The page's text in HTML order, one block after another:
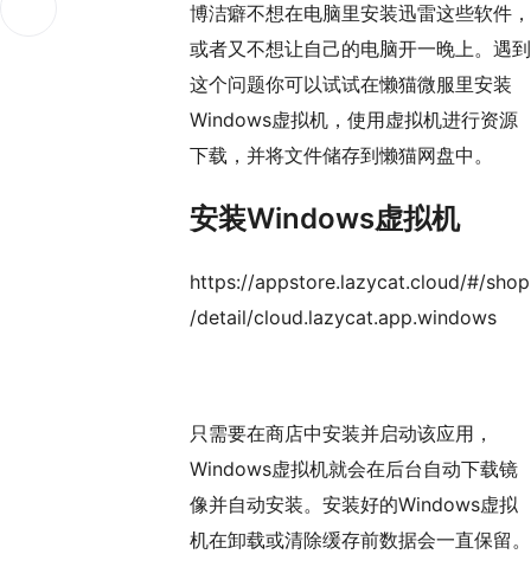
博洁癖不想在电脑里安装迅雷这些软件，
或者又不想让自己的电脑开一晚上。遇到
这个问题你可以试试在懒猫微服里安装
Windows虚拟机，使用虚拟机进行资源
下载，并将文件储存到懒猫网盘中。
安装Windows虚拟机
https://appstore.lazycat.cloud/#/shop
/detail/cloud.lazycat.app.windows
只需要在商店中安装并启动该应用，
Windows虚拟机就会在后台自动下载镜
像并自动安装。安装好的Windows虚拟
机在卸载或清除缓存前数据会一直保留。